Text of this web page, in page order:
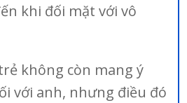
khi đối mặt với vô
không còn mang ý
với anh, nhưng điều đó